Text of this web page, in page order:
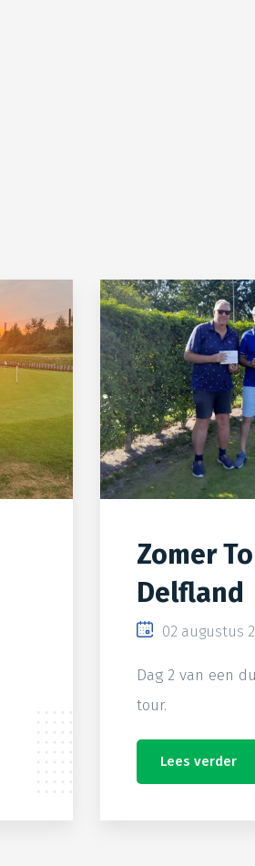
Zomer
Delfland
02 augustus
Dag 2 van een
tour.
Lees verder